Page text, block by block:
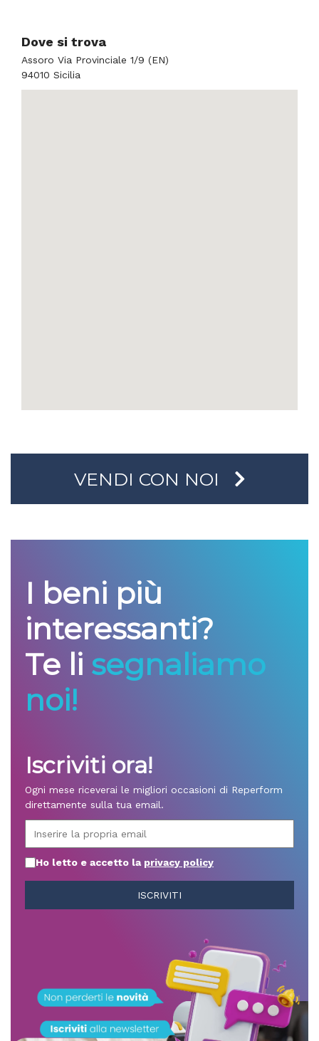
Dove si trova
Assoro Via Provinciale 1/9 (EN)
94010 Sicilia
VENDI CON NOI
I beni più
interessanti?
Te li segnaliamo
noi!
Iscriviti ora!
Ogni mese riceverai le migliori occasioni di Reperform
direttamente sulla tua email.
Ho letto e accetto la privacy policy